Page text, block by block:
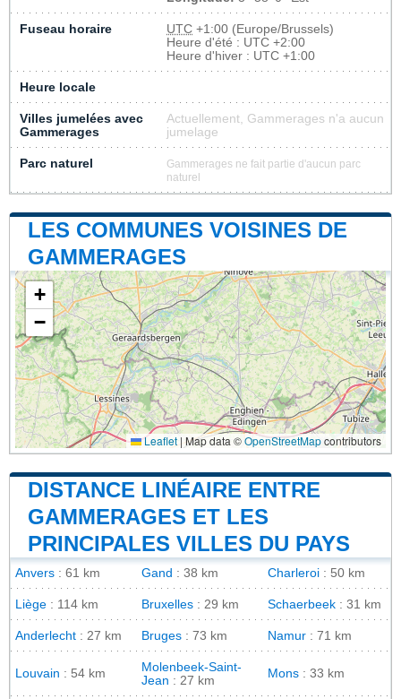
Fuseau horaire UTC +1:00 (Europe/Brussels)
Heure d'été : UTC +2:00
Heure d'hiver : UTC +1:00
Heure locale
Villes jumelées avec
Gammerages
Actuellement, Gammerages n'a aucun
jumelage
Parc naturel
Gammerages ne fait partie d'aucun parc
naturel
LES COMMUNES VOISINES DE
GAMMERAGES
+
−
Leaflet | Map data ©OpenStreetMapcontributors
DISTANCE LINÉAIRE ENTRE
GAMMERAGES ET LES
PRINCIPALES VILLES DU PAYS
Anvers : 61 km Gand : 38 km Charleroi : 50 km
Liège : 114 km Bruxelles : 29 km Schaerbeek : 31 km
Anderlecht : 27 km Bruges : 73 km Namur : 71 km
Louvain : 54 km
Molenbeek-Saint-
Jean : 27 km
Mons : 33 km